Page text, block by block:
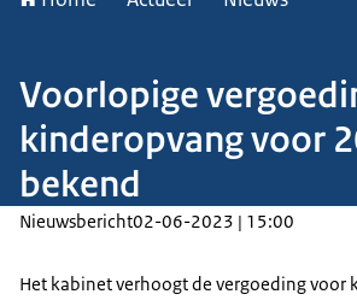
Voorlopige
kinderopvang voor
bekend
Nieuwsbericht02-06-2023 | 15:00
Het kabinet verhoogt de vergoeding voor